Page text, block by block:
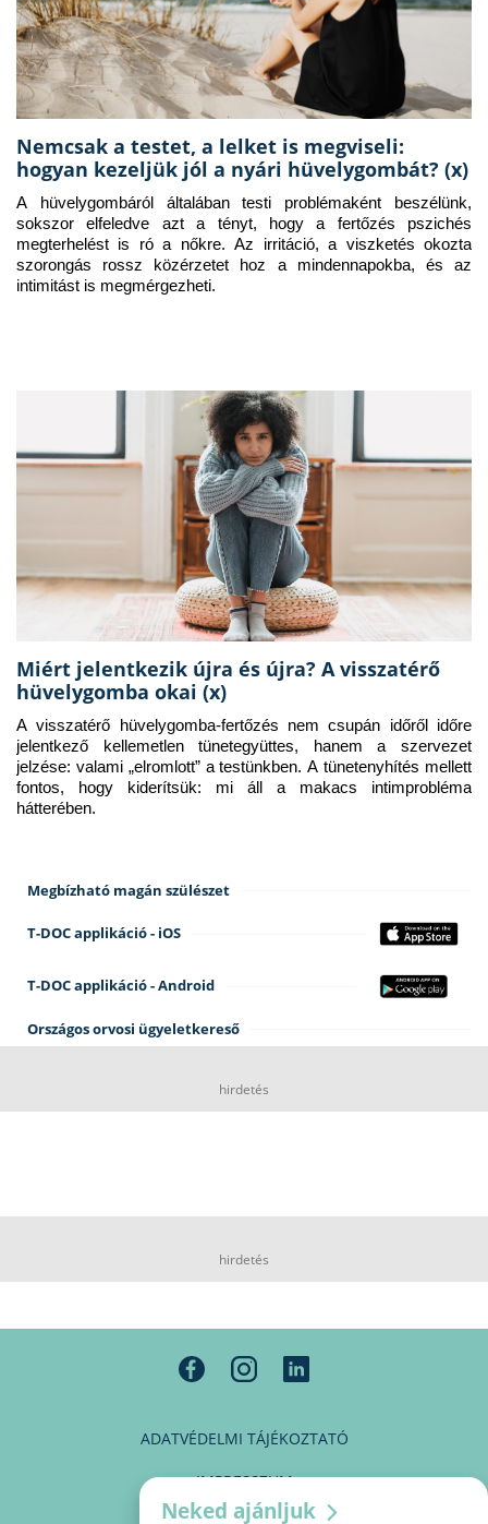
Nemcsak a testet, a lelket is megviseli:
hogyan kezeljük jól a nyári hüvelygombát? (x)
A hüvelygombáról általában testi problémaként beszélünk,
sokszor elfeledve azt a tényt, hogy a fertőzés pszichés
megterhelést is ró a nőkre. Az irritáció, a viszketés okozta
szorongás rossz közérzetet hoz a mindennapokba, és az
intimitást is megmérgezheti.
Miért jelentkezik újra és újra? A visszatérő
hüvelygomba okai (x)
A visszatérő hüvelygomba-fertőzés nem csupán időről időre
jelentkező kellemetlen tünetegyüttes, hanem a szervezet
jelzése: valami „elromlott” a testünkben. A tünetenyhítés mellett
fontos, hogy kiderítsük: mi áll a makacs intimprobléma
hátterében.
Megbízható magán szülészet
T-DOC applikáció - iOS
T-DOC applikáció - Android
Országos orvosi ügyeletkereső
hirdetés
hirdetés
ADATVÉDELMI TÁJÉKOZTATÓ
IMPRESSZUM
Neked ajánljuk